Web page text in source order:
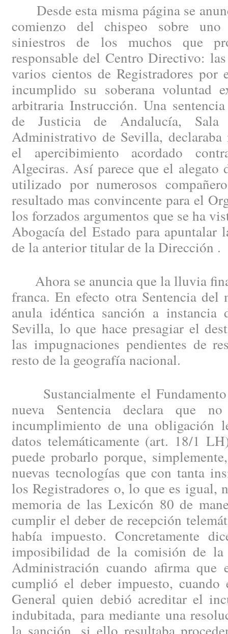
Desde esta misma página se
comienzo del chispeo sobre
siniestros de los muchos que
responsable del Centro Directivo:
varios cientos de Registradores por
incumplido su soberana voluntad
arbitraria Instrucción. Una
de Justicia de Andalucía,
Administrativo de Sevilla,
el apercibimiento acordado
Algeciras. Así parece que el alegato
utilizado por numerosos
resultado mas convincente para el
los forzados argumentos que se ha
Abogacía del Estado para apuntalar
de la anterior titular de la Dirección .
Ahora se anuncia que la lluvia
franca. En efecto otra Sentencia
anula idéntica sanción a instancia
Sevilla, lo que hace presagiar el
las impugnaciones pendientes de
resto de la geografía nacional.
Sustancialmente el Fundamento
nueva Sentencia declara que
incumplimiento de una obligación
datos telemáticamente (art. 18/1
puede probarlo porque,
nuevas tecnologías que con tanta
los Registradores o, lo que es igual,
memoria de las Lexicón 80 de
cumplir el deber de recepción
había impuesto. Concretamente
imposibilidad de la comisión de
Administración cuando afirma
cumplió el deber impuesto,
General quien debió acreditar el
indubitada, para mediante una
la sanción, si ello resultaba